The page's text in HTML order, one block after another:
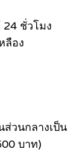
ชั่วโมง
ลือง
ส่วนกลางเป็น
บาท)